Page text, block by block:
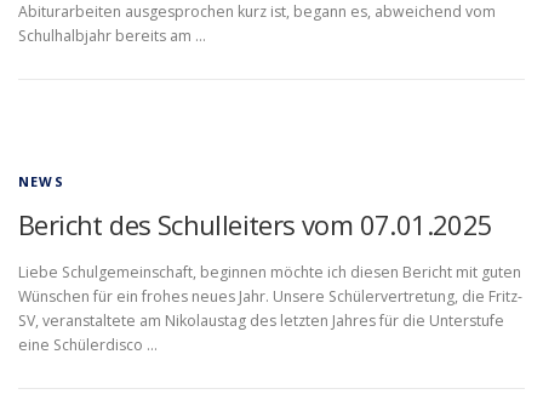
Abiturarbeiten ausgesprochen kurz ist, begann es, abweichend vom
Schulhalbjahr bereits am …
NEWS
Bericht des Schulleiters vom 07.01.2025
Liebe Schulgemeinschaft, beginnen möchte ich diesen Bericht mit guten
Wünschen für ein frohes neues Jahr. Unsere Schülervertretung, die Fritz-
SV, veranstaltete am Nikolaustag des letzten Jahres für die Unterstufe
eine Schülerdisco …